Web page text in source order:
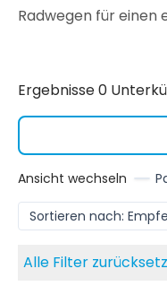
Radwegen für einen
Ergebnisse 0
Ansicht wechseln
Alle Filter